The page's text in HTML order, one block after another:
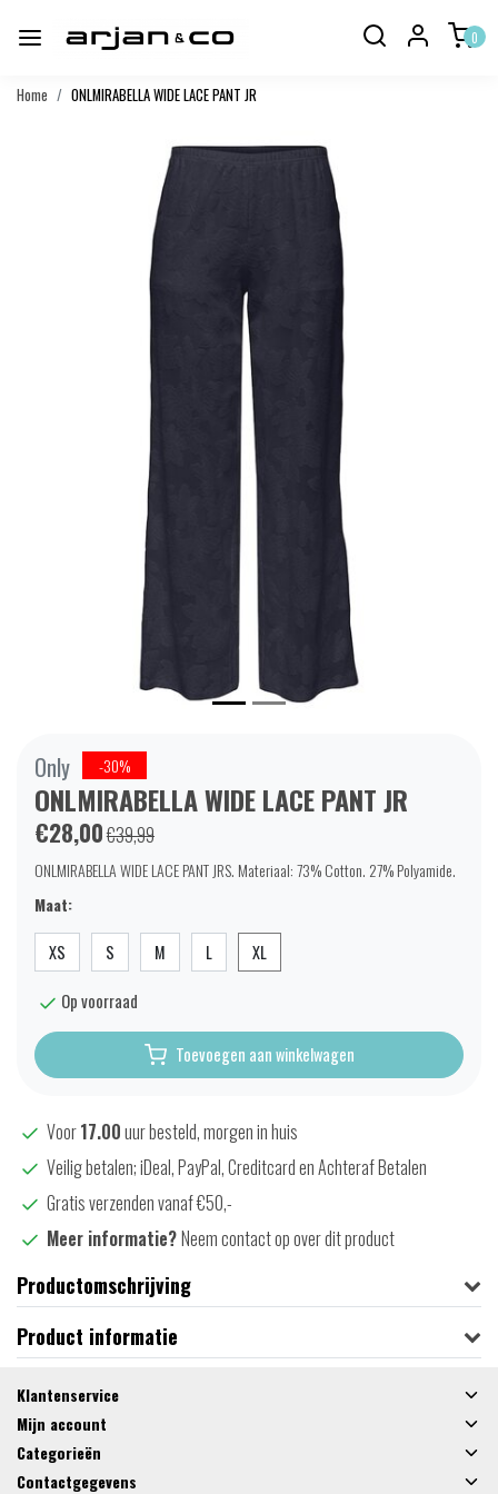
0
Home ONLMIRABELLA WIDE LACE PANT JR
Only -30%
ONLMIRABELLA WIDE LACE PANT JR
€28,00€39,99
ONLMIRABELLA WIDE LACE PANT JRS. Materiaal: 73% Cotton. 27% Polyamide.
Maat:
XS S M L XL
Op voorraad
Toevoegen aan winkelwagen
Voor17.00uur besteld, morgen in huis
Veilig betalen; iDeal, PayPal, Creditcard en Achteraf Betalen
Gratis verzenden vanaf €50,-
Meer informatie?Neem contact op over dit product
Productomschrijving
Product informatie
Klantenservice
Mijn account
Categorieën
Contactgegevens